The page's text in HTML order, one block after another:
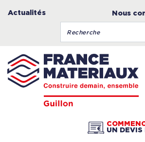
Actualités Nous
UN DEVIS